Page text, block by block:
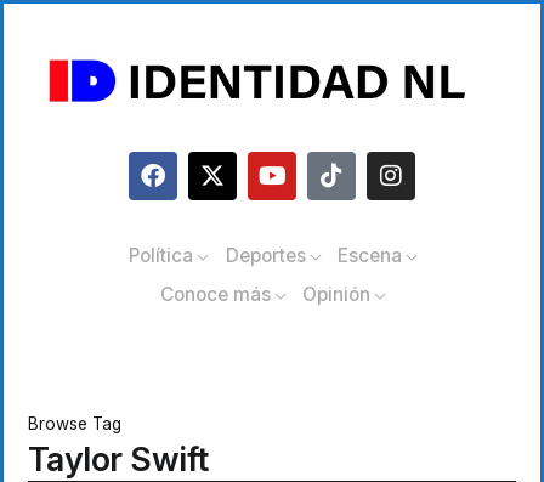
Política Deportes
Escena
Conoce más
Opinión
Browse Tag
Taylor Swift